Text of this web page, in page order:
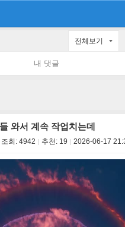
전체보기
내 댓글
와서 계속 작업치는데
조회: 4942 추천: 19 2026-06-17